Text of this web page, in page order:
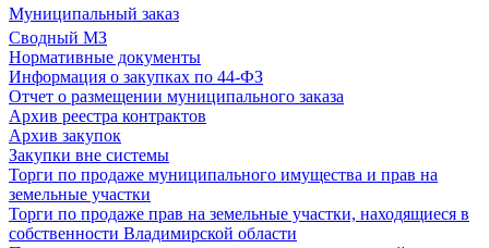
Муниципальный заказ
Сводный МЗ
Нормативные документы
Информация о закупках по 44-ФЗ
Отчет о размещении муниципального заказа
Архив реестра контрактов
Архив закупок
Закупки вне системы
Торги по продаже муниципального имущества и прав на
земельные участки
Торги по продаже прав на земельные участки, находящиеся в
собственности Владимирской области